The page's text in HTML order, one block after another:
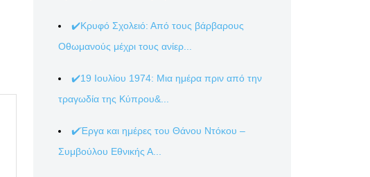
✔️Κρυφό Σχολειό: Από τους βάρβαρους
Οθωμανούς μέχρι τους ανίερ...
✔️19 Ιουλίου 1974: Μια ημέρα πριν από την
τραγωδία της Κύπρου&...
✔️Έργα και ημέρες του Θάνου Ντόκου –
Συμβούλου Εθνικής Α...